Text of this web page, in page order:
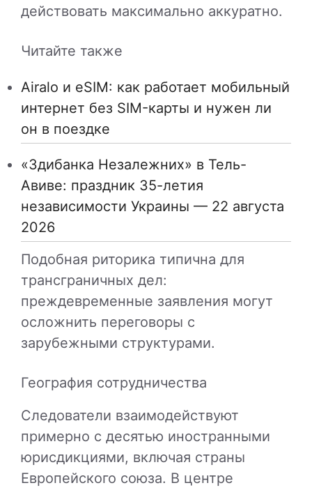
действовать максимально аккуратно.
Читайте также
Airalo и eSIM: как работает мобильный
интернет без SIM-карты и нужен ли
он в поездке
«Здибанка Незалежних» в Тель-
Авиве: праздник 35-летия
независимости Украины — 22 августа
2026
Подобная риторика типична для
трансграничных дел:
преждевременные заявления могут
осложнить переговоры с
зарубежными структурами.
География сотрудничества
Следователи взаимодействуют
примерно с десятью иностранными
юрисдикциями, включая страны
Европейского союза. В центре